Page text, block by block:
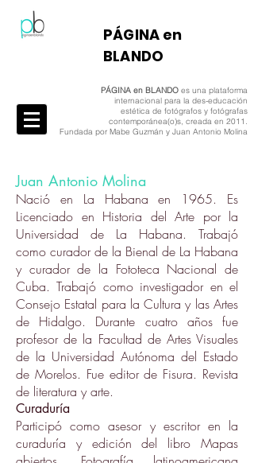
​PÁGINA en
BLANDO
PÁGINA en BLANDO es una plataforma
internacional para la des-educación
estética de fotógrafos y fotógrafas
contemporánea(o)s, creada en 2011.
Fundada por Mabe Guzmán y Juan Antonio Molina
Juan Antonio Molina
Nació en La Habana en 1965. Es
Licenciado en Historia del Arte por la
Universidad de La Habana. Trabajó
como curador de la Bienal de La Habana
y curador de la Fototeca Nacional de
Cuba. Trabajó como investigador en el
Consejo Estatal para la Cultura y las Artes
de Hidalgo. Durante cuatro años fue
profesor de la Facultad de Artes Visuales
de la Universidad Autónoma del Estado
de Morelos. Fue editor de Fisura. Revista
de literatura y arte.
Curaduría
Participó como asesor y escritor en la
curaduría y edición del libro Mapas